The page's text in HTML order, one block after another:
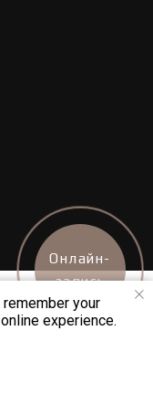
your
experience.
Онлайн-
запись